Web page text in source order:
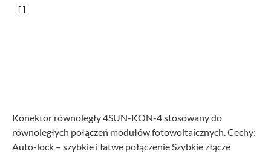
Konektor równoległy 4SUN-KON-4 stosowany do
równoległych połączeń modułów fotowoltaicznych. Cechy:
Auto-lock – szybkie i łatwe połączenie Szybkie złącze